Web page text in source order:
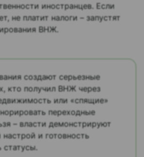
иностранцев. Если
не платит налоги – запустят
ВНЖ.​
создают серьезные
кто получил ВНЖ через
или «спящие»
переходные
– власти демонстрируют
и готовность
статусы.​